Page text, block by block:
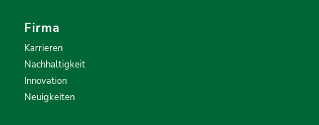
Firma
Karrieren
Nachhaltigkeit
Innovation
Neuigkeiten